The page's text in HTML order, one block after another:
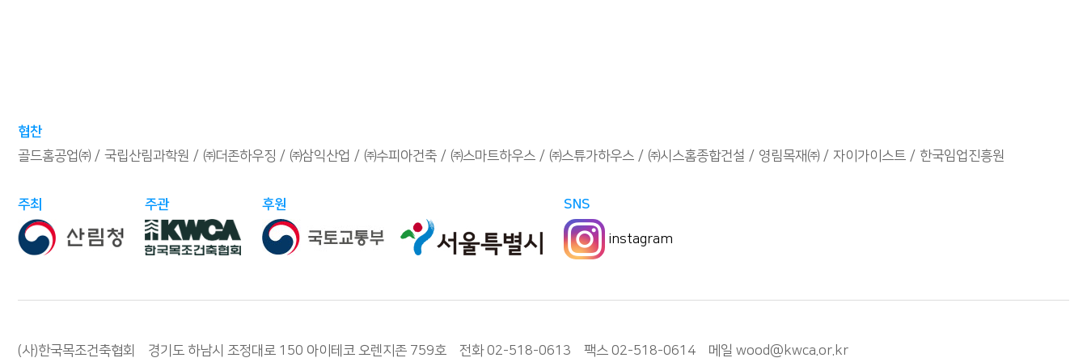
협찬
골드홈공업㈜
국립산림과학원 ㈜더존하우징 ㈜삼익산업 ㈜수피아건축 ㈜스마트하우스 ㈜스튜가하우스 ㈜시스홈종합건설 영림목재㈜ 자이가이스트 한국임업진흥원
주최 주관 후원 SNS
instagram
(사)한국목조건축협회 경기도 하남시 조정대로 150 아이테코 오렌지존 759호 전화 02-518-0613 팩스 02-518-0614 메일 wood@kwca.or.kr